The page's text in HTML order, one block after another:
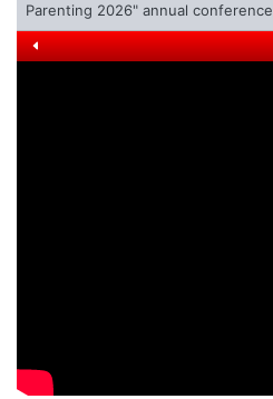
Parenting 2026" annual conference